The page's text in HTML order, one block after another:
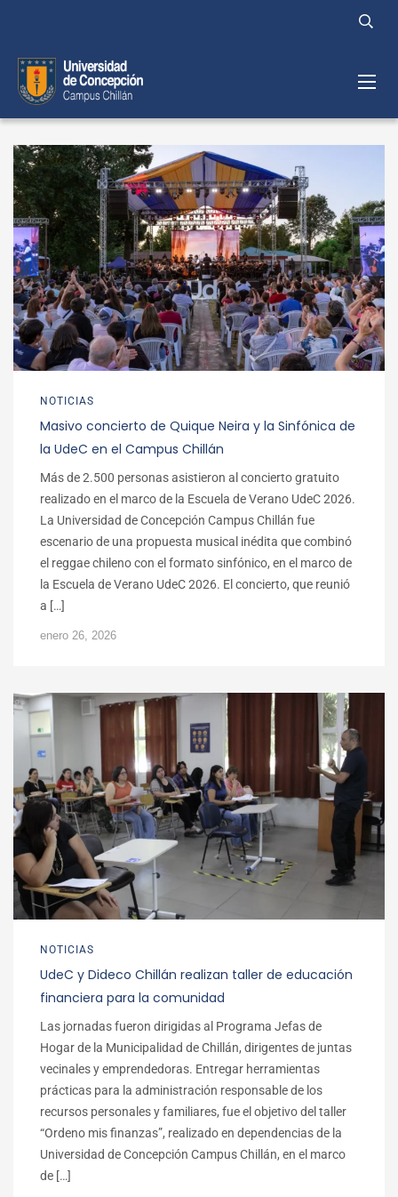
NOTICIAS
Masivo concierto de Quique Neira y la Sinfónica de
la UdeC en el Campus Chillán
Más de 2.500 personas asistieron al concierto gratuito
realizado en el marco de la Escuela de Verano UdeC 2026.
La Universidad de Concepción Campus Chillán fue
escenario de una propuesta musical inédita que combinó
el reggae chileno con el formato sinfónico, en el marco de
la Escuela de Verano UdeC 2026. El concierto, que reunió
a […]
enero 26, 2026
NOTICIAS
UdeC y Dideco Chillán realizan taller de educación
financiera para la comunidad
Las jornadas fueron dirigidas al Programa Jefas de
Hogar de la Municipalidad de Chillán, dirigentes de juntas
vecinales y emprendedoras. Entregar herramientas
prácticas para la administración responsable de los
recursos personales y familiares, fue el objetivo del taller
“Ordeno mis finanzas”, realizado en dependencias de la
Universidad de Concepción Campus Chillán, en el marco
de […]